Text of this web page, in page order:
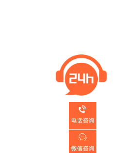

电话咨询

微信咨询